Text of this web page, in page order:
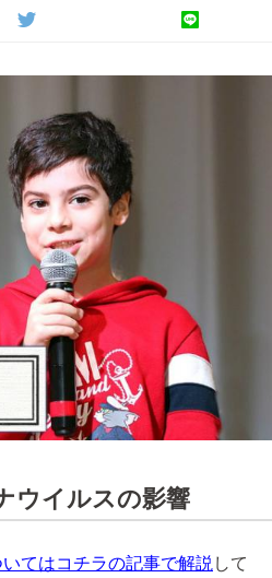
ウイルスの影響
てはコチラの記事で解説 して